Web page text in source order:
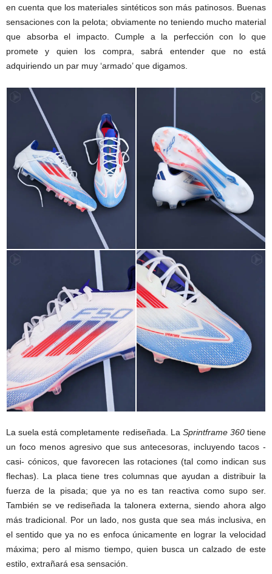
en cuenta que los materiales sintéticos son más patinosos. Buenas
sensaciones con la pelota; obviamente no teniendo mucho material
que absorba el impacto. Cumple a la perfección con lo que
promete y quien los compra, sabrá entender que no está
adquiriendo un par muy ‘armado’ que digamos.
La suela está completamente rediseñada. La Sprintframe 360tiene
un foco menos agresivo que sus antecesoras, incluyendo tacos -
casi- cónicos, que favorecen las rotaciones (tal como indican sus
flechas). La placa tiene tres columnas que ayudan a distribuir la
fuerza de la pisada; que ya no es tan reactiva como supo ser.
También se ve rediseñada la talonera externa, siendo ahora algo
más tradicional. Por un lado, nos gusta que sea más inclusiva, en
el sentido que ya no es enfoca únicamente en lograr la velocidad
máxima; pero al mismo tiempo, quien busca un calzado de este
estilo, extrañará esa sensación.